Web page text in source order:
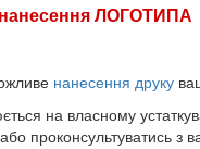
ЛОГОТИПА
нанесення друку
на власному
або проконсультуватись